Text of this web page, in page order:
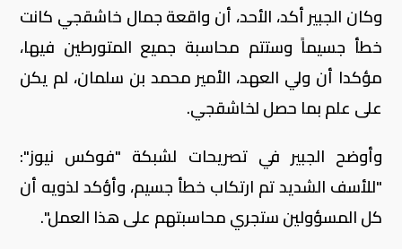
وكان الجبير أكد، الأحد، أن واقعة جمال خاشقجي كانت
خطأ جسيماً وستتم محاسبة جميع المتورطين فيها،
مؤكدا أن ولي العهد، الأمير محمد بن سلمان، لم يكن
على علم بما حصل لخاشقجي.
وأوضح الجبير في تصريحات لشبكة "فوكس نيوز":
"للأسف الشديد تم ارتكاب خطأ جسيم، وأؤكد لذويه أن
كل المسؤولين ستجري محاسبتهم على هذا العمل".